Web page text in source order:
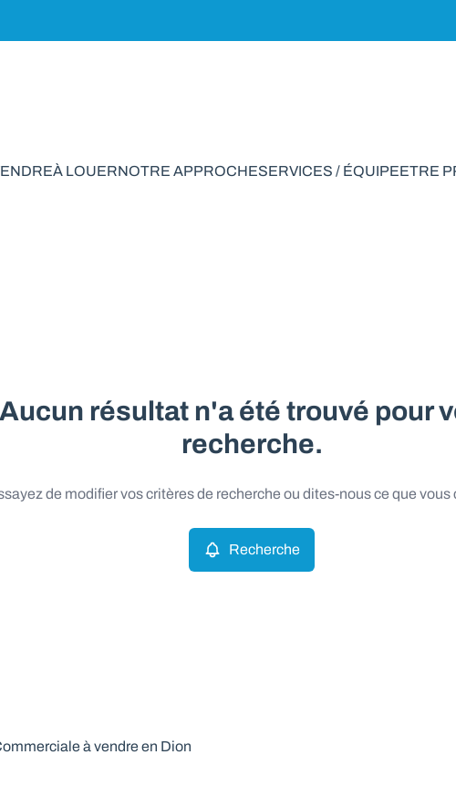
À LOUERNOTRE APPROCHESERVICES / ÉQUIPEETRE
Aucun résultat n'a été trouvé pour
recherche.
de modifier vos critères de recherche ou dites-nous ce que vous
Recherche
à vendre en Dion